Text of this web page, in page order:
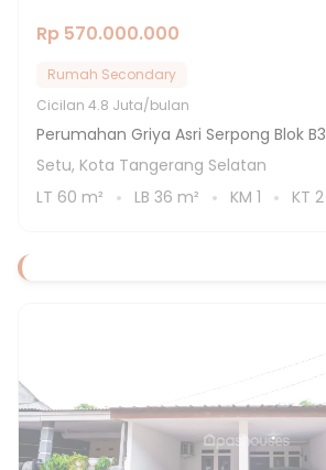
Rp 570.000.000
Rumah Secondary
Cicilan 4.8 Juta/bulan
Perumahan Griya Asri Serpong Blok B3
Setu, Kota Tangerang Selatan
LT 60 m² LB 36 m² KM 1 KT 2